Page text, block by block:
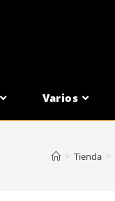
Varios
> Tienda >